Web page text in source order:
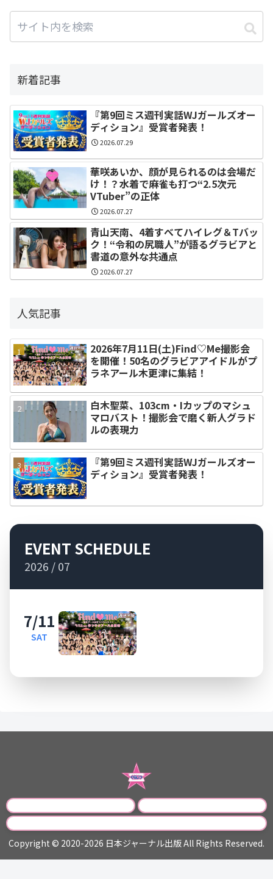
新着記事
『第9回ミス週刊実話WJガールズオー
ディション』受賞者発表！
2026.07.29
華咲あいか、顔が見られるのは会場だ
け！？水着で麻雀も打つ“2.5次元
VTuber”の正体
2026.07.27
青山天南、4着すべてハイレグ＆Tバッ
ク！“令和の尻職人”が語るグラビアと
書道の意外な共通点
2026.07.27
人気記事
2026年7月11日(土)Find♡Me撮影会
を開催！50名のグラビアアイドルがプ
ラネアール木更津に集結！
白木聖菜、103cm・Iカップのマシュ
マロバスト！撮影会で磨く新人グラド
ルの表現力
『第9回ミス週刊実話WJガールズオー
ディション』受賞者発表！
EVENT SCHEDULE
2026 / 07
7/11
SAT
Copyright © 2020-2026 日本ジャーナル出版 All Rights Reserved.